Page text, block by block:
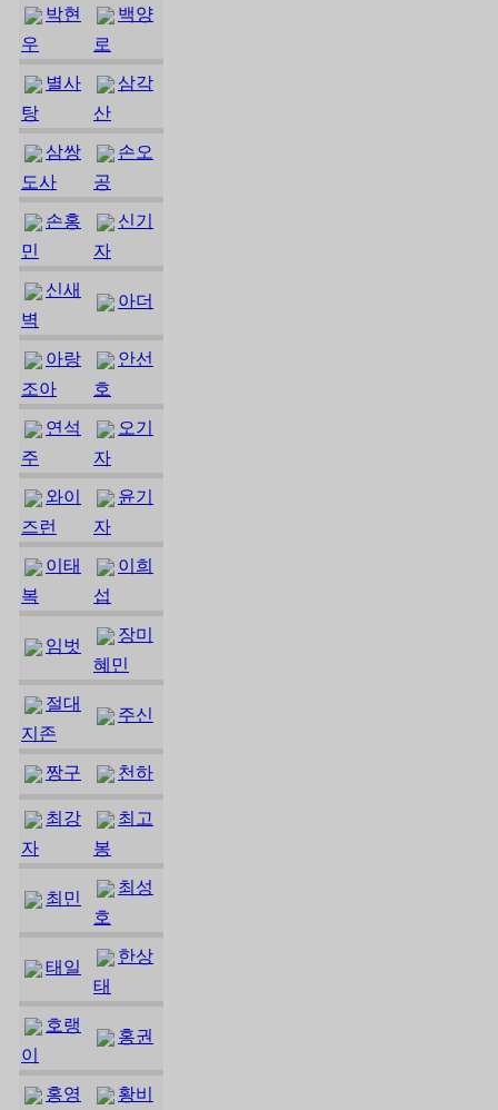
박현
우
백양
로
별사
탕
삼각
산
삼쌍
도사
손오
공
손홍
민
신기
자
신새
벽
아더
아랑
조아
안선
호
연석
주
오기
자
와이
즈런
윤기
자
이태
복
이희
섭
임벗
장미
혜민
절대
지존
주신
짱구 천하
최강
자
최고
봉
최민
최성
호
태일
한상
태
호랭
이
홍권
홍영
황비